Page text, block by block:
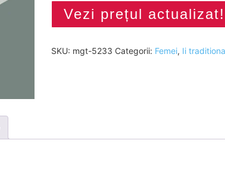
Vezi prețul actualizat!
SKU: mgt-5233 Categorii: Femei, Ii